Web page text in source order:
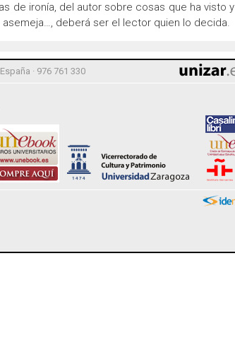
de ironía, del autor sobre cosas que ha visto y
deberá ser el lector quien lo decida.
· 976 761 330